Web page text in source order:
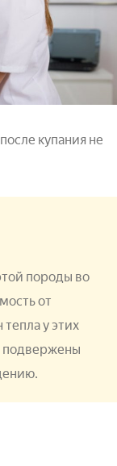
купания не
породы во
от
у этих
подвержены